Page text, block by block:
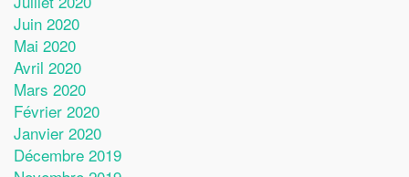
Juin 2020
Mai 2020
Avril 2020
Mars 2020
Février 2020
Janvier 2020
Décembre 2019